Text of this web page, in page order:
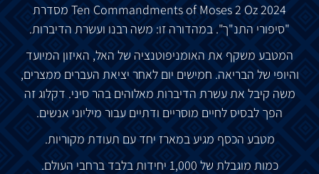
Ten Commandments of Moses2 Oz2024
מסדרת
"סיפורי התנ"ך". במהדורה זו: משה רבנו ועשרת הדיברות.
המטבע משקף את האומניפוטנציה של האל, האיזון המיועד
והיופי של הבריאה. חמישים יום לאחר יציאת העברים ממצרים,
משה קיבל אתעשרת הדיברות מאלוהים בהר סיני. דקלוגזה
הפך לבסיס לחיים מוסריים ודתיים עבור מיליוני אנשים.
מטבע הכסף מגיעבמארז יחד עם תעודת מקוריות.
כמות מוגבלת של יחידותבלבד ברחבי העולם.